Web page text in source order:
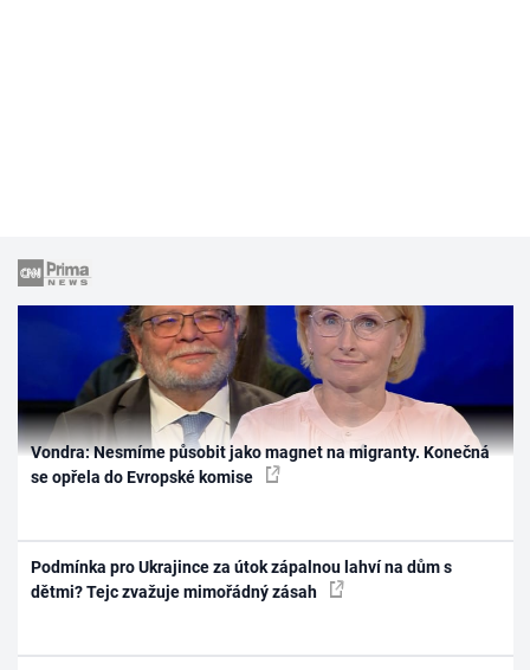
Vondra: Nesmíme působit jako magnet na migranty. Konečná
se opřela do Evropské komise
Podmínka pro Ukrajince za útok zápalnou lahví na dům s
dětmi? Tejc zvažuje mimořádný zásah